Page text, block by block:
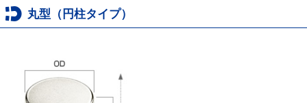
丸型（円柱タイプ）